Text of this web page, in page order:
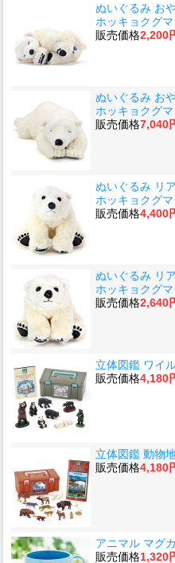
ぬいぐるみ お
ホッキョクグ
販売価格2,200
ぬいぐるみ お
ホッキョクグ
販売価格7,040
ぬいぐるみ リ
ホッキョクグ
販売価格4,400
ぬいぐるみ リ
ホッキョクグ
販売価格2,640
立体図鑑 ワイ
販売価格4,180
立体図鑑 動物
販売価格4,180
アニマル マグ
販売価格1,320